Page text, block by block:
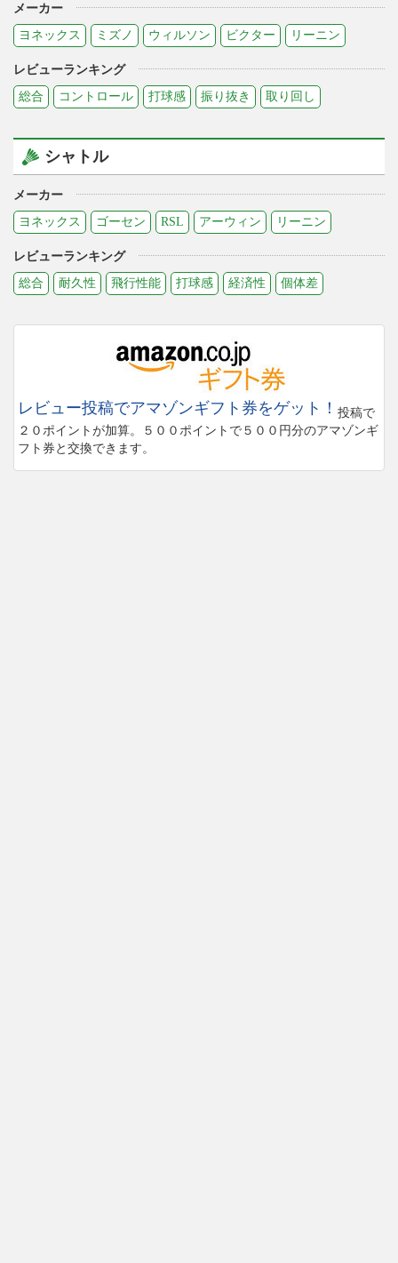
メーカー
ヨネックス
ミズノ ウィルソン ビクター リーニン
レビューランキング
総合
コントロール 打球感 振り抜き 取り回し
シャトル
メーカー
ヨネックス
ゴーセン RSL アーウィン リーニン
レビューランキング
総合
耐久性 飛行性能 打球感 経済性 個体差
レビュー投稿でアマゾンギフト券をゲット！ 投稿で
２０ポイントが加算。５００ポイントで５００円分のアマゾンギ
フト券と交換できます。